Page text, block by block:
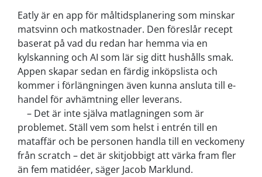
Eatly är en app för måltidsplanering som minskar
matsvinn och matkostnader. Den föreslår recept
baserat på vad du redan har hemma via en
kylskanning och AI som lär sig ditt hushålls smak.
Appen skapar sedan en färdig inköpslista och
kommer i förlängningen även kunna ansluta till e-
handel för avhämtning eller leverans.
– Det är inte själva matlagningen som är
problemet. Ställ vem som helst i entrén till en
mataffär och be personen handla till en veckomeny
från scratch – det är skitjobbigt att värka fram fler
än fem matidéer, säger Jacob Marklund.